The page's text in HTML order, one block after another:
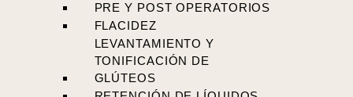
PRE Y POST OPERATORIOS
FLACIDEZ
LEVANTAMIENTO Y
TONIFICACIÓN DE
GLÚTEOS